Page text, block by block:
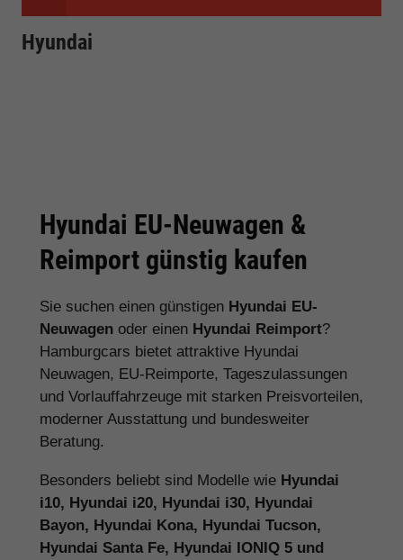
Hyundai
Hyundai EU-Neuwagen &
Reimport günstig kaufen
Sie suchen einen günstigen Hyundai EU-
Neuwagen oder einen Hyundai Reimport?
Hamburgcars bietet attraktive Hyundai
Neuwagen, EU-Reimporte, Tageszulassungen
und Vorlauffahrzeuge mit starken Preisvorteilen,
moderner Ausstattung und bundesweiter
Beratung.
Besonders beliebt sind Modelle wie Hyundai
i10, Hyundai i20, Hyundai i30, Hyundai
Bayon, Hyundai Kona, Hyundai Tucson,
Hyundai Santa Fe, Hyundai IONIQ 5 und